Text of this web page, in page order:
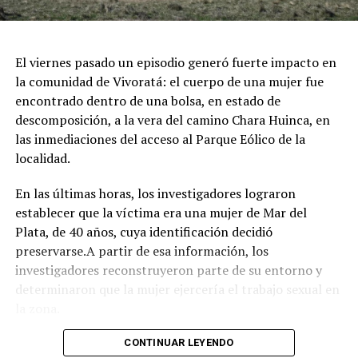
dedicada exclusivamente al entretenimiento infantil con
arboledas y dejarse tentar por una taza de chocolate
caliente mientras se disfruta de buena música es el plan
perfecto para escaparse de la rutina este fin de semana
largo.
INFORMACIÓN GENERAL DEL EVENTO
Evento: 30° Fiesta Nacional del Chocolate Artesanal
(ChocoGesell)
Fecha: Fin de semana largo del 17 de Agosto de 2026
Horario: De 11:00 a 21:00 hs.
Lugar: Pinar del Norte (Alameda 202 y Calle 303, Villa
Gesell)
visitantes
El viernes pasado un episodio generó fuerte impacto en
la comunidad de Vivoratá: el cuerpo de una mujer fue
encontrado dentro de una bolsa, en estado de
descomposición, a la vera del camino Chara Huinca, en
las inmediaciones del acceso al Parque Eólico de la
localidad.
En las últimas horas, los investigadores lograron
establecer que la víctima era una mujer de Mar del
Plata, de 40 años, cuya identificación decidió
preservarse.A partir de esa información, los
investigadores reconstruyeron parte de su entorno y
determinaron que la mujer ejercería el trabajo sexual en
Según el portal Mi8, pese a que la escena donde fue
CONTINUAR LEYENDO